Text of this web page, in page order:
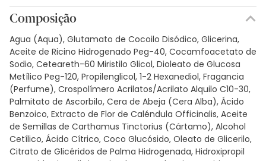
Composição
Agua (Aqua), Glutamato de Cocoilo Disódico, Glicerina,
Aceite de Ricino Hidrogenado Peg-40, Cocamfoacetato de
Sodio, Ceteareth-60 Miristilo Glicol, Dioleato de Glucosa
Metílico Peg-120, Propilenglicol, 1-2 Hexanediol, Fragancia
(Perfume), Crospolímero Acrilatos/Acrilato Alquilo C10-30,
Palmitato de Ascorbilo, Cera de Abeja (Cera Alba), Ácido
Benzoico, Extracto de Flor de Caléndula Officinalis, Aceite
de Semillas de Carthamus Tinctorius (Cártamo), Alcohol
Cetílico, Ácido Cítrico, Coco Glucósido, Oleato de Glicerilo,
Citrato de Glicéridos de Palma Hidrogenada, Hidroxipropil